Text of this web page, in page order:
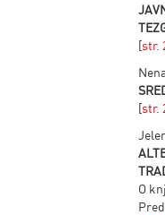
[str.
[str.
O